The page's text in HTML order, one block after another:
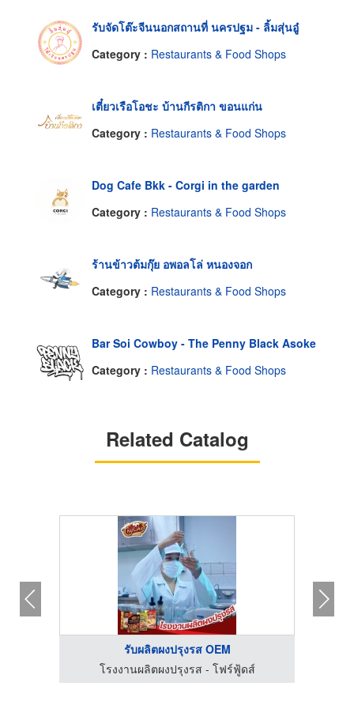
รับจัดโต๊ะจีนนอกสถานที่ นครปฐม - ลิ้มสุ่นอู๋
Category : Restaurants & Food Shops
เตี๋ยวเรือโอชะ บ้านกีรติกา ขอนแก่น
Category : Restaurants & Food Shops
Dog Cafe Bkk - Corgi in the garden
Category : Restaurants & Food Shops
ร้านข้าวต้มกุ๊ย อพอลโล่ หนองจอก
Category : Restaurants & Food Shops
Bar Soi Cowboy - The Penny Black Asoke
Category : Restaurants & Food Shops
Related Catalog
รับผลิตผงปรุงรส OEM
โรงงานผลิตผงปรุงรส - โฟร์ฟู้ดส์